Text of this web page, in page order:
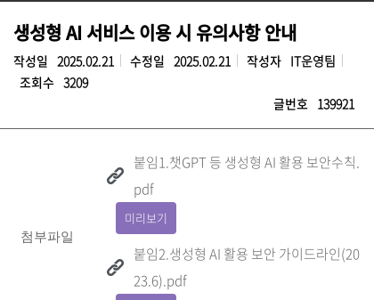
생성형 AI 서비스 이용 시 유의사항 안내
작성일 2025.02.21 수정일 2025.02.21 작성자 IT운영팀
조회수 3209
글번호 139921
첨부파일
붙임1.챗GPT 등 생성형 AI 활용 보안수칙.
pdf
미리보기
붙임2.생성형 AI 활용 보안 가이드라인(20
23.6).pdf